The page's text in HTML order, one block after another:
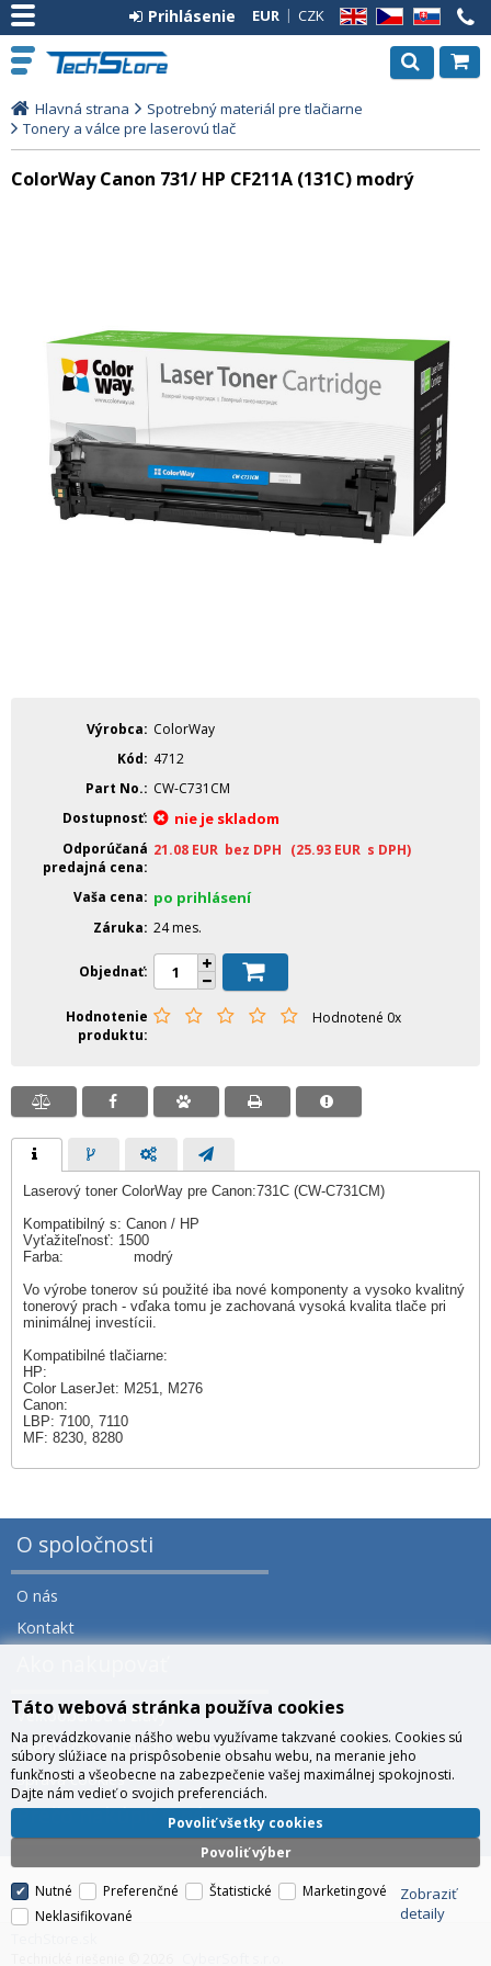
EN CZ SK
EUR CZK
Prihlásenie
Hlavná strana
Spotrebný materiál pre tlačiarne
Tonery a válce pre laserovú tlač
ColorWay Canon 731/ HP CF211A (131C) modrý
Výrobca
ColorWay
Kód
4712
Part No.
CW-C731CM
Dostupnosť
nie je skladom
Odporúčaná
predajná cena
21.08 EUR bez DPH (25.93 EUR s DPH)
Vaša cena po prihlásení
Záruka 24 mes.
Objednať
Hodnotenie
produktu
Hodnotené 0x
Laserový toner ColorWay pre Canon:731C (CW-C731CM)
Kompatibilný s: Canon / HP
Vyťažiteľnosť: 1500
Farba: modrý
Vo výrobe tonerov sú použité iba nové komponenty a vysoko kvalitný
tonerový prach - vďaka tomu je zachovaná vysoká kvalita tlače pri
minimálnej investícii.
Kompatibilné tlačiarne:
HP:
Color LaserJet: M251, M276
Canon:
LBP: 7100, 7110
MF: 8230, 8280
O spoločnosti
O nás
Kontakt
Veľkoobchod a zľavy
Všeobecné obchodné podmienky
Správa cookies
Prečo nakúpiť u nás?
Táto webová stránka používa cookies
Na prevádzkovanie nášho webu využívame takzvané cookies. Cookies sú
súbory slúžiace na prispôsobenie obsahu webu, na meranie jeho
funkčnosti a všeobecne na zabezpečenie vašej maximálnej spokojnosti.
Dajte nám vedieť o svojich preferenciách.
Povoliť výber
Povoliť všetky cookies
Nutné Preferenčné Štatistické
Marketingové
Neklasifikované
Zobraziť
detaily